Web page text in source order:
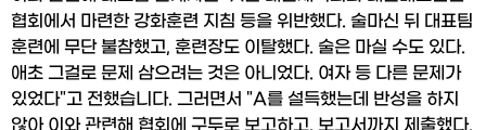
협회에서 마련한 강화훈련 지침 등을 위반했다. 술마신 뒤 대표팀
훈련에 무단 불참했고, 훈련장도 이탈했다. 술은 마실 수도 있다.
애초 그걸로 문제 삼으려는 것은 아니었다. 여자 등 다른 문제가
있었다"고 전했습니다. 그러면서 "A를 설득했는데 반성을 하지
않아 이와 관련해 협회에 구두로 보고하고, 보고서까지 제출했다.